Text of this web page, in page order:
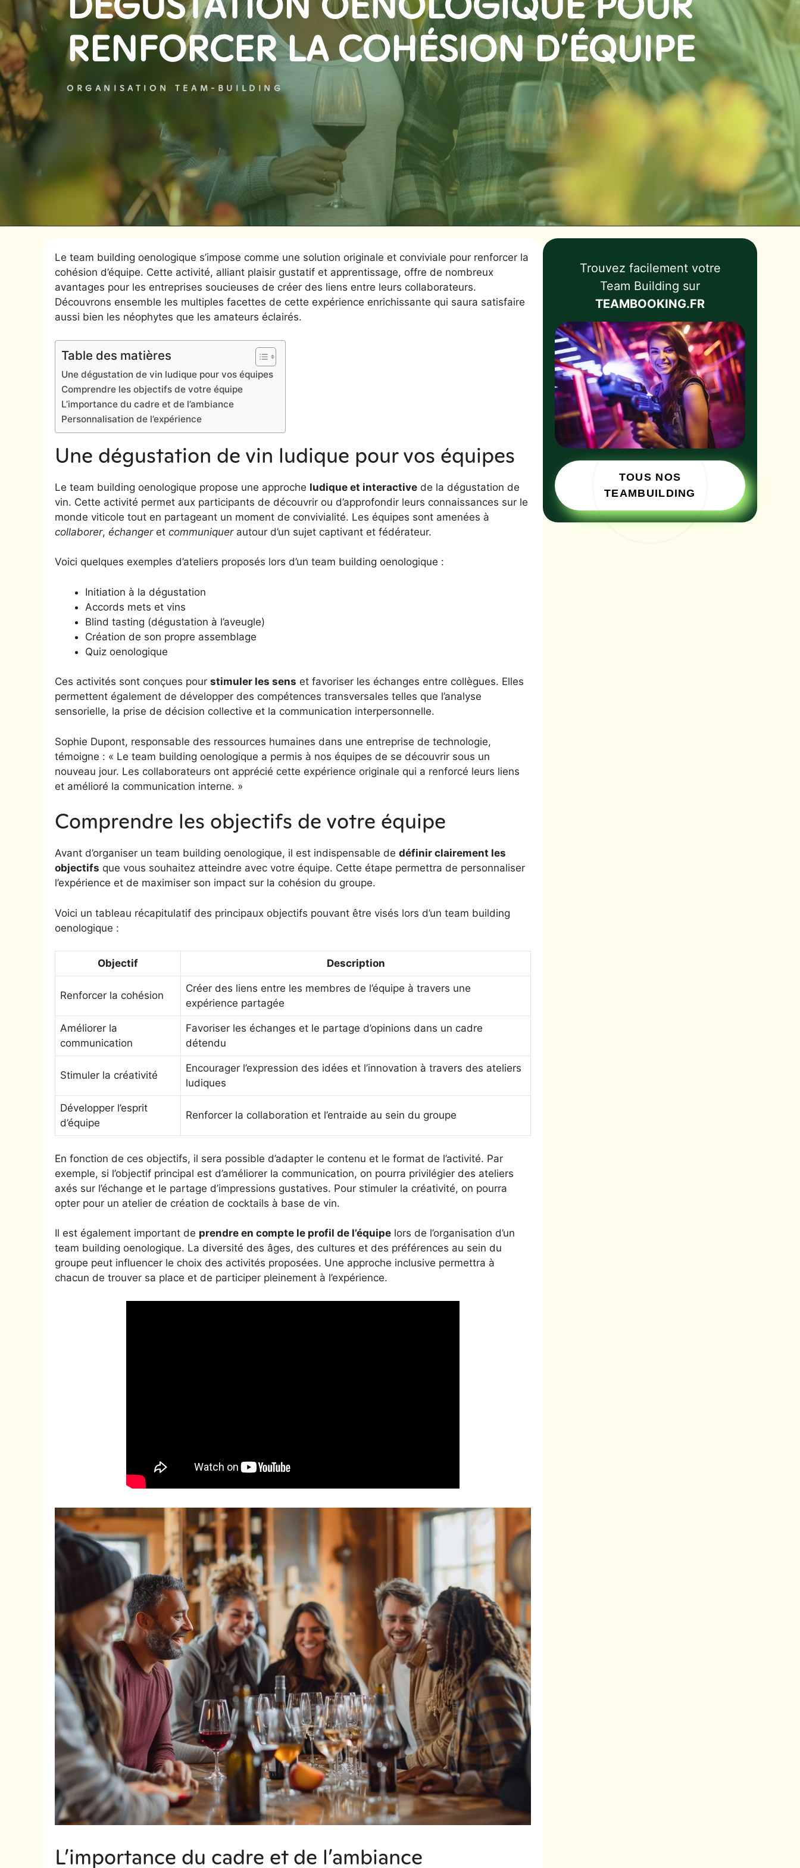
RENFORCER LA COHÉSION D’ÉQUIPE
ORGANISATION TEAM-BUILDING
Le team building oenologique s’impose comme une solution originale et conviviale pour renforcer la
cohésion d’équipe. Cette activité, alliant plaisir gustatif et apprentissage, offre de nombreux
avantages pour les entreprises soucieuses de créer des liens entre leurs collaborateurs.
Découvrons ensemble les multiples facettes de cette expérience enrichissante qui saura satisfaire
aussi bien les néophytes que les amateurs éclairés.
Table des matières
Une dégustation de vin ludique pour vos équipes
Comprendre les objectifs de votre équipe
L’importance du cadre et de l’ambiance
Personnalisation de l’expérience
Une dégustation de vin ludique pour vos équipes
Le team building oenologique propose une approche ludique et interactive de la dégustation de
vin. Cette activité permet aux participants de découvrir ou d’approfondir leurs connaissances sur le
monde viticole tout en partageant un moment de convivialité. Les équipes sont amenées à
collaborer, échangeret communiquerautour d’un sujet captivant et fédérateur.
Voici quelques exemples d’ateliers proposés lors d’un team building oenologique :
Initiation à la dégustation
Accords mets et vins
Blind tasting (dégustation à l’aveugle)
Création de son propre assemblage
Quiz oenologique
Ces activités sont conçues pour stimuler les sens et favoriser les échanges entre collègues. Elles
permettent également de développer des compétences transversales telles que l’analyse
sensorielle, la prise de décision collective et la communication interpersonnelle.
Sophie Dupont, responsable des ressources humaines dans une entreprise de technologie,
témoigne : « Le team building oenologique a permis à nos équipes de se découvrir sous un
nouveau jour. Les collaborateurs ont apprécié cette expérience originale qui a renforcé leurs liens
et amélioré la communication interne. »
Comprendre les objectifs de votre équipe
Avant d’organiser un team building oenologique, il est indispensable de définir clairement les
objectifs que vous souhaitez atteindre avec votre équipe. Cette étape permettra de personnaliser
l’expérience et de maximiser son impact sur la cohésion du groupe.
Voici un tableau récapitulatif des principaux objectifs pouvant être visés lors d’un team building
oenologique :
Objectif Description
Renforcer la cohésion
Créer des liens entre les membres de l’équipe à travers une
expérience partagée
Améliorer la
communication
Favoriser les échanges et le partage d’opinions dans un cadre
détendu
Stimuler la créativité
Encourager l’expression des idées et l’innovation à travers des ateliers
ludiques
Développer l’esprit
d’équipe
Renforcer la collaboration et l’entraide au sein du groupe
En fonction de ces objectifs, il sera possible d’adapter le contenu et le format de l’activité. Par
exemple, si l’objectif principal est d’améliorer la communication, on pourra privilégier des ateliers
axés sur l’échange et le partage d’impressions gustatives. Pour stimuler la créativité, on pourra
opter pour un atelier de création de cocktails à base de vin.
Il est également important de prendre en compte le profil de l’équipe lors de l’organisation d’un
team building oenologique. La diversité des âges, des cultures et des préférences au sein du
groupe peut influencer le choix des activités proposées. Une approche inclusive permettra à
chacun de trouver sa place et de participer pleinement à l’expérience.
L’importance du cadre et de l’ambiance
Trouvez facilement votre
Team Building sur
TEAMBOOKING.FR
TOUS NOS
TEAMBUILDING